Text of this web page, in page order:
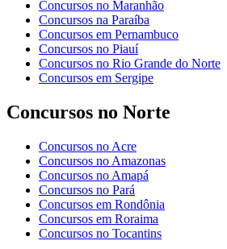
Concursos no Maranhão
Concursos na Paraíba
Concursos em Pernambuco
Concursos no Piauí
Concursos no Rio Grande do Norte
Concursos em Sergipe
Concursos no Norte
Concursos no Acre
Concursos no Amazonas
Concursos no Amapá
Concursos no Pará
Concursos em Rondônia
Concursos em Roraima
Concursos no Tocantins